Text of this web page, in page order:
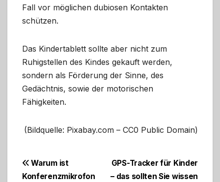
Fall vor möglichen dubiosen Kontakten
schützen.
Das Kindertablett sollte aber nicht zum
Ruhigstellen des Kindes gekauft werden,
sondern als Förderung der Sinne, des
Gedächtnis, sowie der motorischen
Fähigkeiten.
(Bildquelle: Pixabay.com – CC0 Public Domain)
Beitragsnavigation
GPS-Tracker für Kinder
– das sollten Sie wissen
Warum ist
Konferenzmikrofon